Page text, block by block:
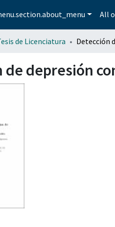
All
de Licenciatura
de depresión